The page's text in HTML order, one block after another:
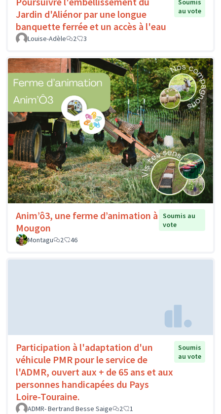
Jardin d'Aliénor par une longue
banquette ferrée et un accès à l'eau
Soumis
au vote
Louise-Adèle 2 3
Anim’ô3, une ferme d’animation à
Mougon
Soumis au
vote
Montagu
2 46
Participation à l'adaptation d'un
véhicule PMR pour le service de
l'ADMR, ouvert aux + de 65 ans et aux
personnes handicapées du Pays
Loire-Touraine.
Soumis
au vote
ADMR- Bertrand Besse Saige 2 1